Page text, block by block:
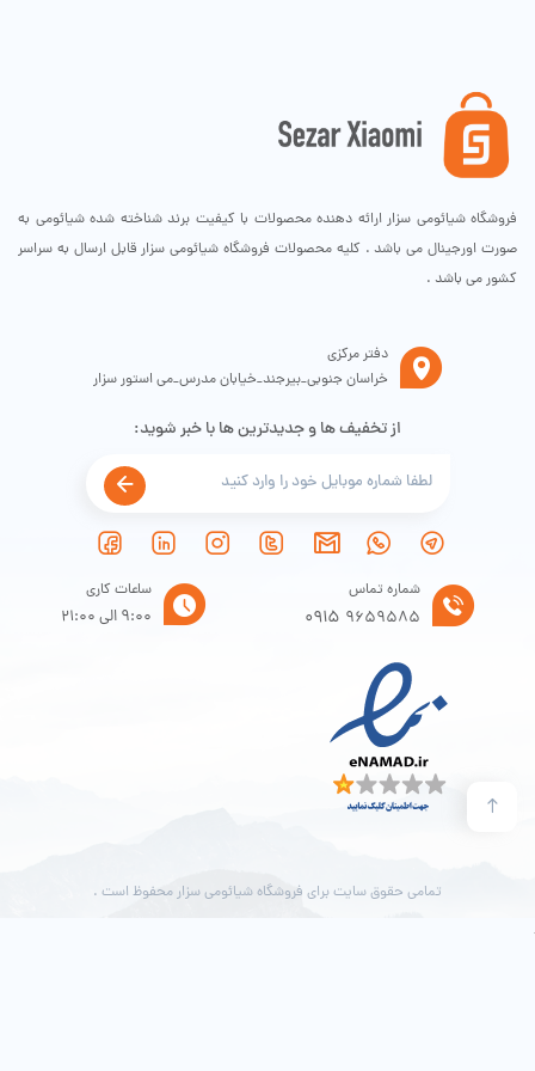
فروشگاه شیائومی سزار ارائه دهنده محصولات با کیفیت برند شناخته شده شیائومی به
صورت اورجینال می باشد . کلیه محصولات فروشگاه شیائومی سزار قابل ارسال به سراسر
کشور می باشد .
شماره تماس
0915 9659585
ساعات کاری
9:00 الی 21:00
دفتر مرکزی
خراسان جنوبی_بیرجند_خیابان مدرس_می استور سزار
از تخفیف ها و جدیدترین ها با خبر شوید:
تمامی حقوق سایت برای فروشگاه شیائومی سزار محفوظ است .